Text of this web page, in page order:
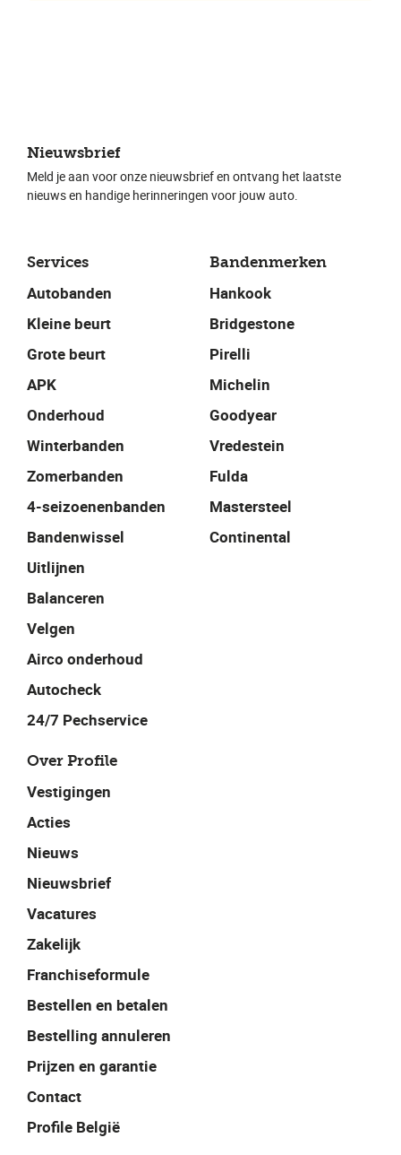
Services
Autobanden
Kleine beurt
Grote beurt
APK
Onderhoud
Winterbanden
Zomerbanden
4-seizoenenbanden
Bandenwissel
Uitlijnen
Balanceren
Velgen
Airco onderhoud
Autocheck
24/7 Pechservice
Bandenmerken
Hankook
Bridgestone
Pirelli
Michelin
Goodyear
Vredestein
Fulda
Mastersteel
Continental
Over Profile
Vestigingen
Acties
Nieuws
Nieuwsbrief
Vacatures
Zakelijk
Franchiseformule
Bestellen en betalen
Bestelling annuleren
Prijzen en garantie
Contact
Profile België
Nieuwsbrief
Meld je aan voor onze nieuwsbrief en ontvang het laatste
nieuws en handige herinneringen voor jouw auto.